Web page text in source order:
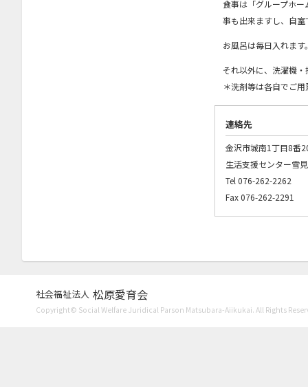
食事は「グループホ
事も出来ますし、自
お風呂は毎日入れま
それ以外に、洗濯機
＊洗剤等は各自でご
連絡先
金沢市城南1丁目8番
生活支援センター雪
Tel 076-262-2262
Fax 076-262-2291
社会福祉法人 松原愛育会
Copyright© Social Welfare Juridical Parson Matsubara-Aiikukai. All Rights